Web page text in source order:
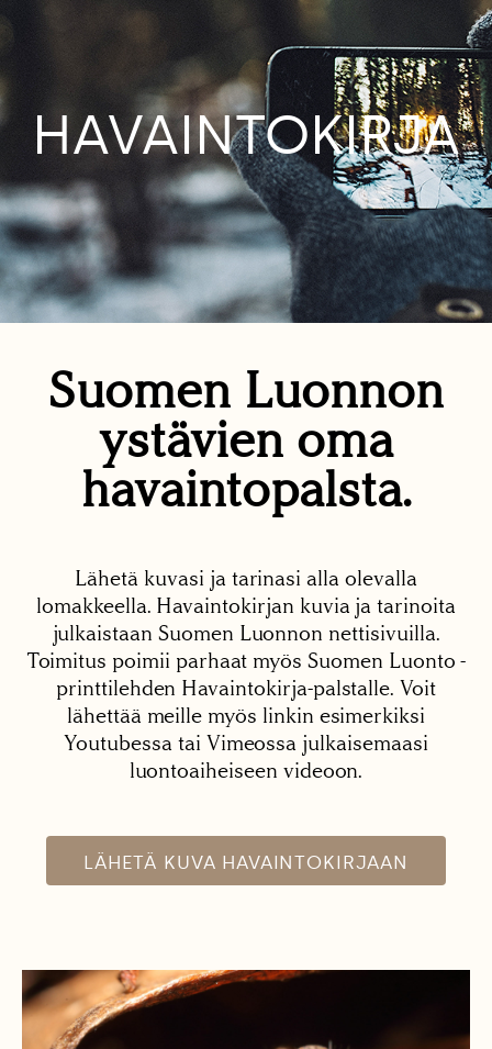
HAVAINTOKIRJA
Suomen Luonnon
ystävien oma
havaintopalsta.
Lähetä kuvasi ja tarinasi alla olevalla
lomakkeella. Havaintokirjan kuvia ja tarinoita
julkaistaan Suomen Luonnon nettisivuilla.
Toimitus poimii parhaat myös Suomen Luonto -
printtilehden Havaintokirja-palstalle. Voit
lähettää meille myös linkin esimerkiksi
Youtubessa tai Vimeossa julkaisemaasi
luontoaiheiseen videoon.
LÄHETÄ KUVA HAVAINTOKIRJAAN